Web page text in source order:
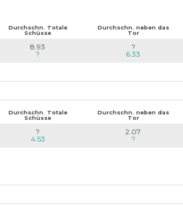
Durchschn. Totale
Schüsse
Durchschn. neben das
Tor
8.93
?
?
6.33
Durchschn. Totale
Schüsse
Durchschn. neben das
Tor
?
4.53
2.07
?